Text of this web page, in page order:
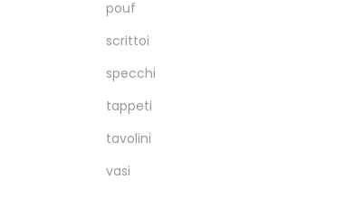
pouf
scrittoi
specchi
tappeti
tavolini
vasi